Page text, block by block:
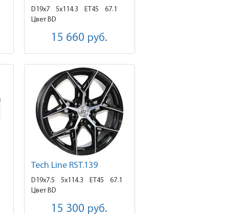
D19x7 5x114.3 ET45
67.1
Цвет BD
15 660 руб.
Tech Line RST.139
D19x7.5 5x114.3 ET45
67.1
Цвет BD
15 300 руб.